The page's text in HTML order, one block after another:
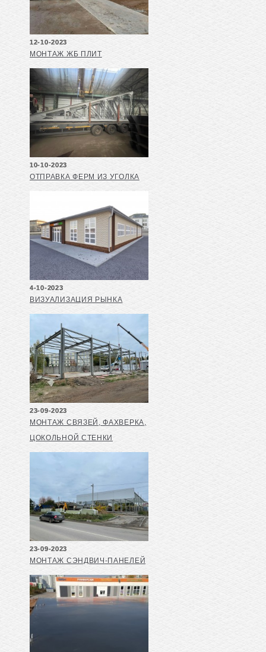
12-10-2023
МОНТАЖ ЖБ ПЛИТ
10-10-2023
ОТПРАВКА ФЕРМ ИЗ УГОЛКА
4-10-2023
ВИЗУАЛИЗАЦИЯ РЫНКА
23-09-2023
МОНТАЖ СВЯЗЕЙ, ФАХВЕРКА,
ЦОКОЛЬНОЙ СТЕНКИ
23-09-2023
МОНТАЖ СЭНДВИЧ-ПАНЕЛЕЙ